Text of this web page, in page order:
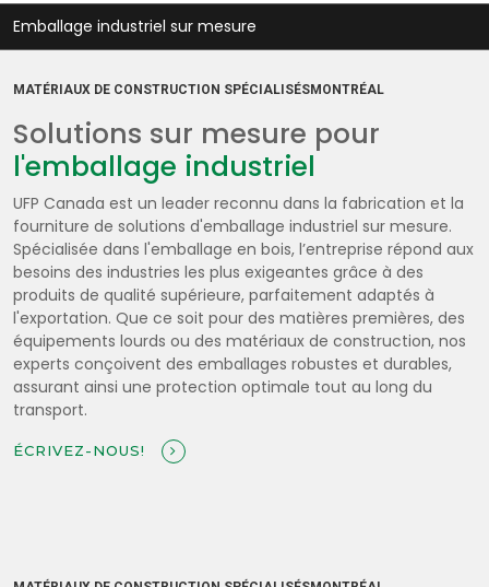
Emballage industriel sur mesure
MATÉRIAUX DE CONSTRUCTION SPÉCIALISÉSMONTRÉAL
Solutions sur mesure pour
l'emballage industriel
UFP Canada est un leader reconnu dans la fabrication et la
fourniture de solutions d'emballage industriel sur mesure.
Spécialisée dans l'emballage en bois, l’entreprise répond aux
besoins des industries les plus exigeantes grâce à des
produits de qualité supérieure, parfaitement adaptés à
l'exportation. Que ce soit pour des matières premières, des
équipements lourds ou des matériaux de construction, nos
experts conçoivent des emballages robustes et durables,
assurant ainsi une protection optimale tout au long du
transport.
ÉCRIVEZ-NOUS!